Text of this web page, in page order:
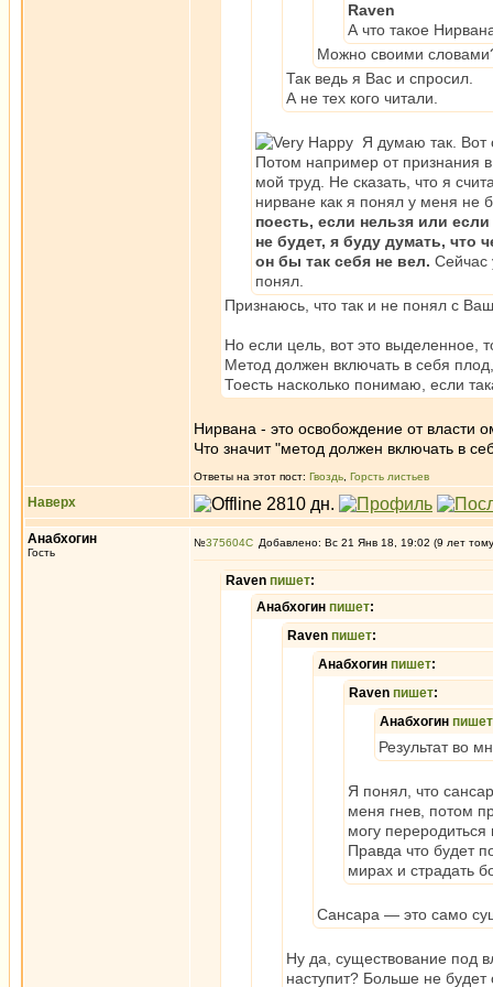
Raven
А что такое
Можно своими
Так ведь я Вас и спросил.
А не тех кого читали.
Я думаю так. Вот
Потом например от признания
мой труд. Не сказать, что я
нирване как я понял у меня не
поесть, если нельзя или
не будет, я буду думать, что
он бы так себя не вел. Сейчас
понял.
Признаюсь, что так и не понял с
Но если цель, вот это выделенное,
Метод должен включать в себя
Тоесть насколько понимаю, если
Нирвана - это освобождение от власти
Что значит "метод должен включать в
Ответы на этот пост: Гвоздь Горсть листьев
Наверх
Анабхогин
Гость
№375604 Добавлено: Вс 21 Янв 18, 19:02 (9 лет
Raven пишет:
Анабхогин пишет:
Raven пишет:
Анабхогин пишет:
Raven пишет:
Анабхогин пишет
Результат во
Я понял, что
меня гнев, потом
могу
Правда что будет
мирах и страдать
Сансара — это само
Ну да, существование под
наступит? Больше не будет